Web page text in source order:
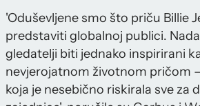
'Oduševljene smo što priču Billie
predstaviti globalnoj publici.
gledatelji biti jednako inspirirani
nevjerojatnom životnom pričom
koja je nesebično riskirala sve za